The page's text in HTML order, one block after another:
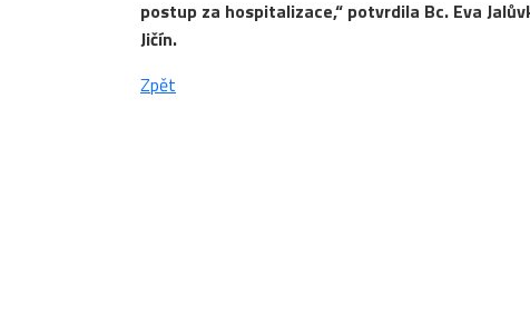
postup za hospitalizace,“ potvrdila Bc. Eva
Jičín.
Zpět